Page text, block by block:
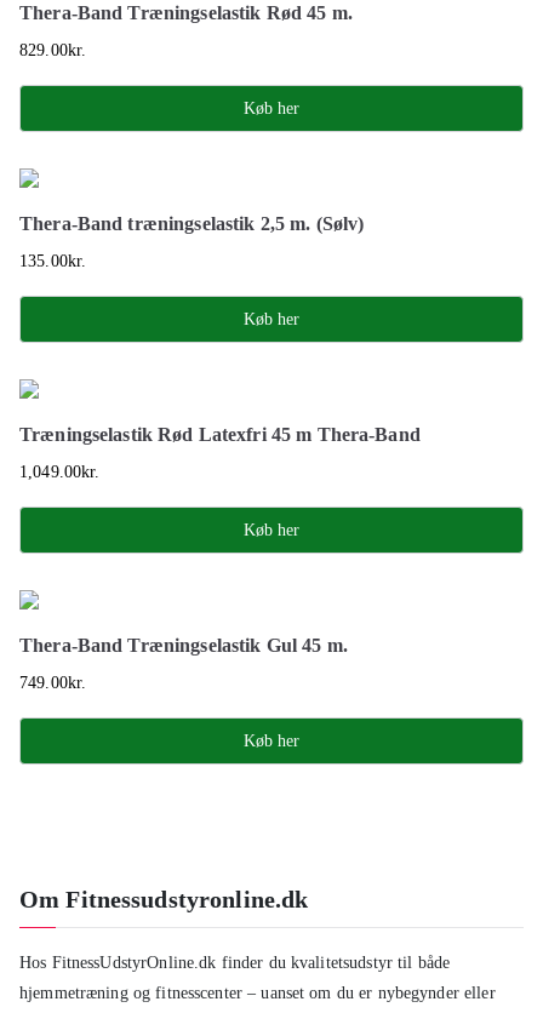
Thera-Band Træningselastik Rød 45 m.
829.00kr.
Køb her
Thera-Band træningselastik 2,5 m. (Sølv)
135.00kr.
Køb her
Træningselastik Rød Latexfri 45 m Thera-Band
1,049.00kr.
Køb her
Thera-Band Træningselastik Gul 45 m.
749.00kr.
Køb her
Om Fitnessudstyronline.dk
Hos FitnessUdstyrOnline.dk finder du kvalitetsudstyr til både
hjemmetræning og fitnesscenter – uanset om du er nybegynder eller